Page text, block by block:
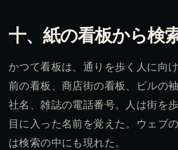
十、紙の看板から検
かつて看板は、通りを歩く人に向
前の看板、商店街の看板、ビルの
社名、雑誌の電話番号。人は街を
目に入った名前を覚えた。ウェブ
は検索の中にも現れた。